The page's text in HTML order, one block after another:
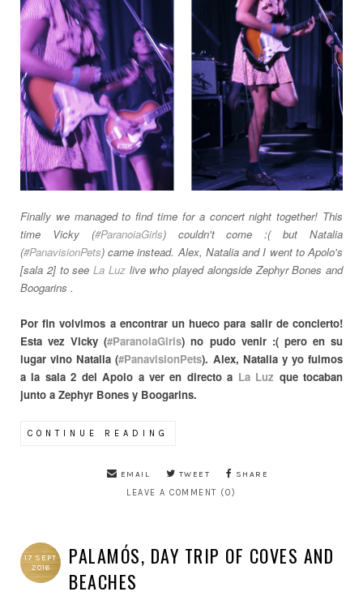
Finally we managed to find time for a concert night together! This
time Vicky (#ParanoiaGirls) couldn't come :( butNatalia
(#PanavisionPets)cameinstead. Alex, Natalia and I went to Apolo's
[sala 2] to see La Luz live who played alongside Zephyr Bones and
Boogarins .
Por fin volvimos a encontrar un hueco para salir de concierto!
Esta vez Vicky (#ParanoiaGirls) no pudo venir :( pero en su
lugar vino Natalia (#PanavisionPets). Alex, Natalia y yo fuimos
a la sala 2 del Apolo a ver en directo a La Luz que tocaban
junto a Zephyr Bones y Boogarins.
CONTINUE READING
EMAIL TWEET SHARE
LEAVE A COMMENT (0)
17 SEPT
2016
PALAMÓS, DAY TRIP OF COVES AND
BEACHES